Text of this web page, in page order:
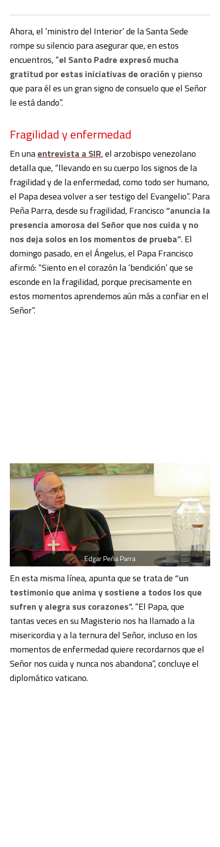
Ahora, el ‘ministro del Interior’ de la Santa Sede
rompe su silencio para asegurar que, en estos
encuentros, “el Santo Padre expresó mucha
gratitud por estas iniciativas de oracióny pienso
que para él es un gran signo de consuelo que el Señor
le está dando”.
Fragilidad y enfermedad
En unaentrevista a SIR, el arzobispo venezolano
detalla que, “llevando en su cuerpo los signos de la
fragilidad y de la enfermedad, como todo ser humano,
el Papa desea volver a ser testigo del Evangelio”. Para
Peña Parra, desde su fragilidad, Francisco“anuncia la
presencia amorosa del Señor que nos cuida y no
nos deja solos en los momentos de prueba”. El
domingo pasado, en el Ángelus, el Papa Francisco
afirmó: “Siento en el corazón la ‘bendición’ que se
esconde en la fragilidad, porque precisamente en
estos momentos aprendemos aún más a confiar en el
Señor”.
Edgar Peña Parra
En esta misma línea, apunta que se trata de“un
testimonio que anima y sostiene a todos los que
sufren y alegra sus corazones”.“El Papa, que
tantas veces en su Magisterio nos ha llamado a la
misericordia y a la ternura del Señor, incluso en los
momentos de enfermedad quiere recordarnos que el
Señor nos cuida y nunca nos abandona”, concluye el
diplomático vaticano.